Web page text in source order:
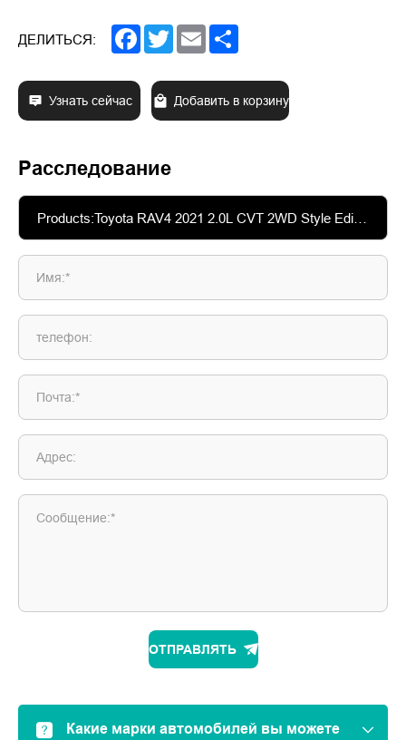
ДЕЛИТЬСЯ: Facebook
TwitterEmail
Узнать сейчас Добавить в корзину
Расследование
Имя:*
телефон:
Почта:*
Адрес:
Сообщение:*
ОТПРАВЛЯТЬ
Какие марки автомобилей вы можете